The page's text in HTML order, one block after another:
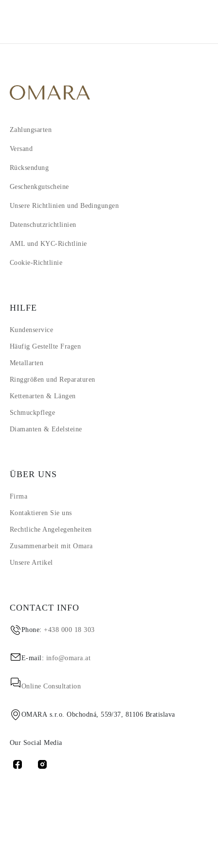
Zahlungsarten
Versand
Rücksendung
Geschenkgutscheine
Unsere Richtlinien und Bedingungen
Datenschutzrichtlinien
AML und KYC-Richtlinie
Cookie-Richtlinie
HILFE
Kundenservice
Häufig Gestellte Fragen
Metallarten
Ringgrößen und Reparaturen
Kettenarten & Längen
Schmuckpflege
Diamanten & Edelsteine
ÜBER UNS
Firma
Kontaktieren Sie uns
Rechtliche Angelegenheiten
Zusammenarbeit mit Omara
Unsere Artikel
CONTACT INFO
Phone:+438 000 18 303
E-mail: info@omara.at
Online Consultation
OMARA s.r.o. Obchodná, 559/37, 81106 Bratislava
Our Social Media